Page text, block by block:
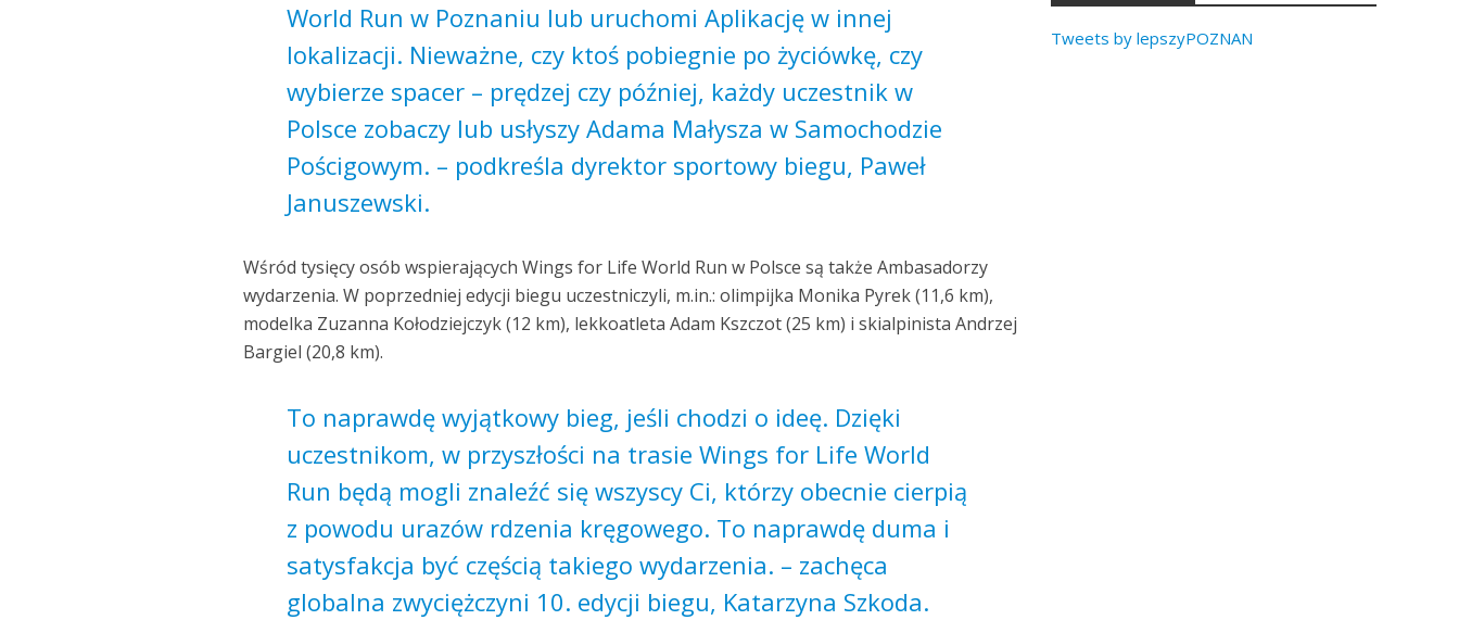
World Run w Poznaniu lub uruchomi Aplikację w innej
lokalizacji. Nieważne, czy ktoś pobiegnie po życiówkę, czy
wybierze spacer – prędzej czy później, każdy uczestnik w
Polsce zobaczy lub usłyszy Adama Małysza w Samochodzie
Pościgowym. – podkreśla dyrektor sportowy biegu, Paweł
Januszewski.
Wśród tysięcy osób wspierających Wings for Life World Run w Polsce są także Ambasadorzy
wydarzenia. W poprzedniej edycji biegu uczestniczyli, m.in.: olimpijka Monika Pyrek (11,6 km),
modelka Zuzanna Kołodziejczyk (12 km), lekkoatleta Adam Kszczot (25 km) i skialpinista Andrzej
Bargiel (20,8 km).
To naprawdę wyjątkowy bieg, jeśli chodzi o ideę. Dzięki
uczestnikom, w przyszłości na trasie Wings for Life World
Run będą mogli znaleźć się wszyscy Ci, którzy obecnie cierpią
z powodu urazów rdzenia kręgowego. To naprawdę duma i
satysfakcja być częścią takiego wydarzenia. – zachęca
globalna zwyciężczyni 10. edycji biegu, Katarzyna Szkoda.
Tweets by lepszyPOZNAN